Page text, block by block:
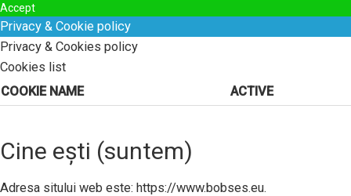
Accept
Privacy & Cookie policy
Privacy & Cookies policy
Cookies list
COOKIE NAME
ACTIVE
Cine ești (suntem)
Adresa sitului web este: https://www.bobses.eu.